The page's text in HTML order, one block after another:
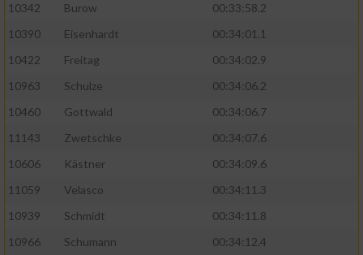
10342
Burow
00:33:58.2
10390
Eisenhardt
00:34:01.1
10422
Freitag
00:34:02.9
10963
Schulze
00:34:06.2
10460
Gottwald
00:34:06.7
11143
Zwetschke
00:34:07.6
10606
Kästner
00:34:09.6
11059
Velasco
00:34:11.3
10939
Schmidt
00:34:11.8
10966
Schumann
00:34:12.4